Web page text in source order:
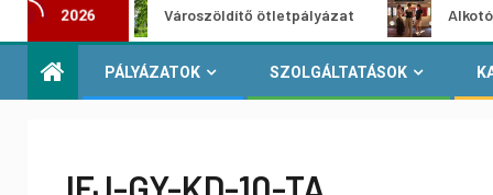
2026Városzöldítő ötletpályázat Alkotói
PÁLYÁZATOK SZOLGÁLTATÁSOK